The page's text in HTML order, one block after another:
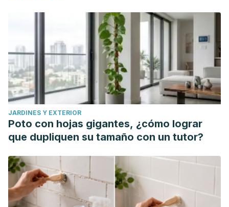
JARDINES Y EXTERIOR
Poto con hojas gigantes, ¿cómo lograr
que dupliquen su tamaño con un tutor?